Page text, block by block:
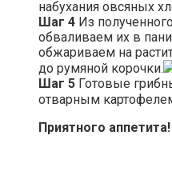
набухания овсяных
Шаг 4 Из
обваливаем их в
обжариваем на
до румяной корочки.
Шаг 5 Готовые
отварным
Приятного аппетита!